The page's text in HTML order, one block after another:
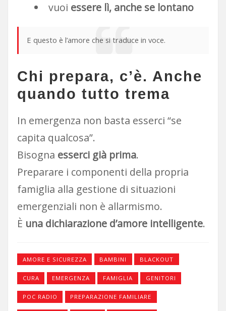
vuoi essere lì, anche se lontano
E questo è l’amore che si traduce in voce.
C hi prepara, c’è. Anche
quando tutto trema
In emergenza non basta esserci “se
capita qualcosa”.
Bisogna esserci già prima.
Preparare i componenti della propria
famiglia alla gestione di situazioni
emergenziali non è allarmismo.
È una dichiarazione d’amore intelligente.
AMORE E SICUREZZA BAMBINI BLACKOUT
CURA EMERGENZA FAMIGLIA GENITORI
POC RADIO PREPARAZIONE FAMILIARE